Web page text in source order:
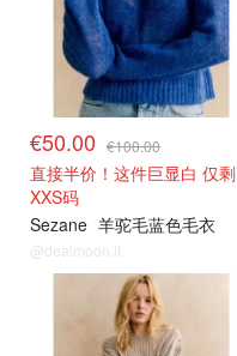
€50.00 €100.00
直接半价！这件巨显白 仅剩
XXS码
Sezane 羊驼毛蓝色毛衣
@dealmoon.it